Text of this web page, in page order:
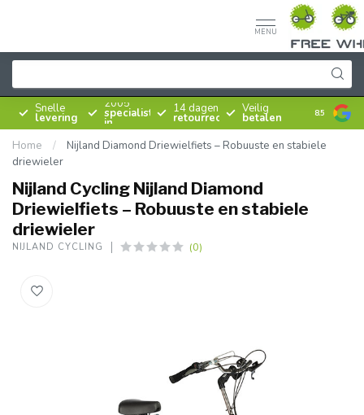
MENU
Snelle
levering
Sinds
2005
specialist
in
rijwielen
14 dagen
retourrecht
Veilig
betalen 8.5
Home /
Nijland Diamond Driewielfiets – Robuuste en stabiele
driewieler
Nijland Cycling Nijland Diamond
Driewielfiets – Robuuste en stabiele
driewieler
NIJLAND CYCLING (0)